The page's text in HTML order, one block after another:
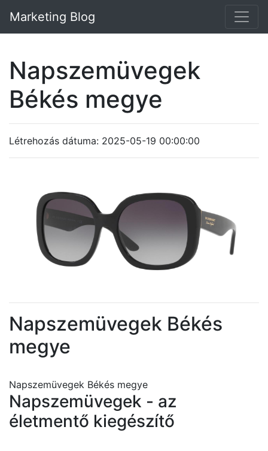
Marketing Blog
Napszemüvegek
Békés megye
Létrehozás dátuma: 2025-05-19 00:00:00
Napszemüvegek Békés
megye
Napszemüvegek Békés megye
Napszemüvegek - az
életmentő kiegészítő